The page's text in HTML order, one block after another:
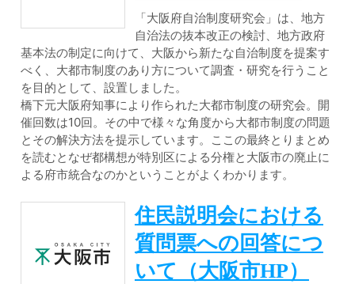
「大阪府自治制度研究会」は、地方
自治法の抜本改正の検討、地方政府
基本法の制定に向けて、大阪から新たな自治制度を提案す
べく、大都市制度のあり方について調査・研究を行うこと
を目的として、設置しました。
橋下元大阪府知事により作られた大都市制度の研究会。開
催回数は10回。その中で様々な角度から大都市制度の問題
とその解決方法を提示しています。ここの最終とりまとめ
を読むとなぜ都構想が特別区による分権と大阪市の廃止に
よる府市統合なのかということがよくわかります。
住民説明会における
質問票への回答につ
いて（大阪市HP）